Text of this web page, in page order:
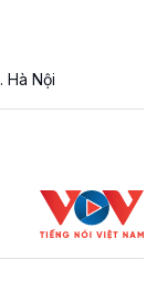
Hà Nội